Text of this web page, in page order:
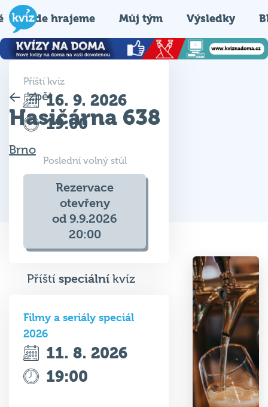
Kde hrajeme Můj tým Výsledky
zpět
Hasičárna 638
Brno
Příští kvíz
16. 9. 2026
19:00
Poslední volný stůl
Rezervace
otevřeny
od 9.9.2026
20:00
Příští speciální kvíz
Filmy a seriály speciál
2026
11. 8. 2026
19:00